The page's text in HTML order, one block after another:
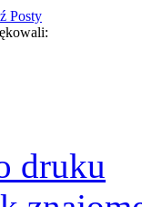
Posty
druku